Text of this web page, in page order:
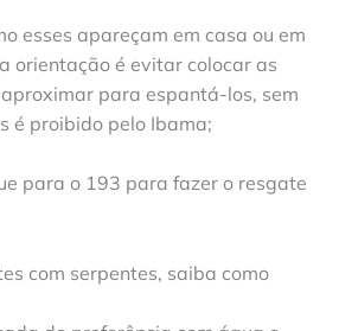
esses apareçam em casa ou em
orientação é evitar colocar as
aproximar para espantá-los, sem
é proibido pelo Ibama;
para o 193 para fazer o resgate
com serpentes, saiba como